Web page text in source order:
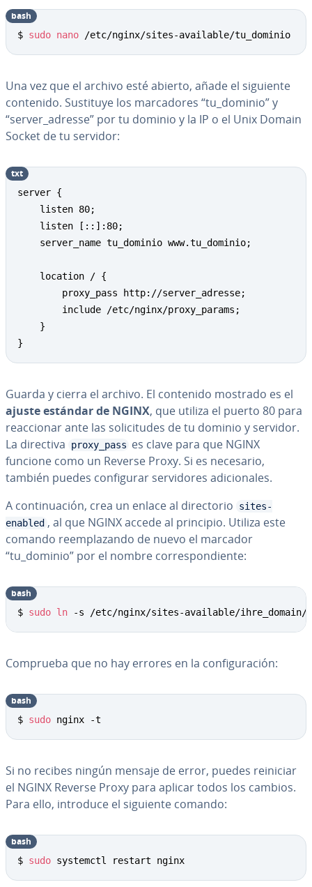
$ sudo nano /etc/nginx/sites-available/tu_dominio
bash
Una vez que el archivo esté abierto, añade el siguiente
contenido. Sustituye los ma­r­ca­do­res “tu_dominio” y
“server_adresse” por tu dominio y la IP o el Unix Domain
Socket de tu servidor:
server {
    listen 80;
    listen [::]:80;
    server_name tu_dominio www.tu_dominio;
    location / {
        proxy_pass http://server_adresse;
        include /etc/nginx/proxy_params;
    }
}
txt
Guarda y cierra el archivo. El contenido mostrado es el
ajuste estándar de NGINX, que utiliza el puerto 80 para
reac­cio­nar ante las so­li­ci­tu­des de tu dominio y servidor.
La directiva
proxy_pass es clave para que NGINX
funcione como un Reverse Proxy. Si es necesario,
también puedes co­n­fi­gu­rar se­r­vi­do­res adi­cio­na­les.
A co­n­ti­nua­ción, crea un enlace al di­re­c­to­rio
sites-
enabled , al que NGINX accede al principio. Utiliza este
comando re­em­pla­za­n­do de nuevo el marcador
“tu_dominio” por el nombre co­rre­s­po­n­die­n­te:
$ sudo ln -s /etc/nginx/sites-available/ihre_domain/
bash
Comprueba que no hay errores en la co­n­fi­gu­ra­ción:
$ sudo nginx -t
bash
Si no recibes ningún mensaje de error, puedes reiniciar
el NGINX Reverse Proxy para aplicar todos los cambios.
Para ello, introduce el siguiente comando:
$ sudo systemctl restart nginx
bash